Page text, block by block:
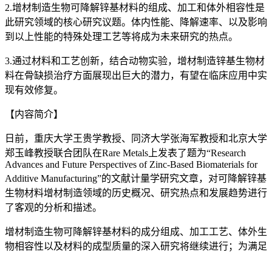
2.增材制造生物可降解锌基材料的组成、加工和体外相容性是
此研究领域的核心研究议题。体内性能、降解速率、以及影响
到以上性能的特殊处理工艺等将成为未来研究的热点。
3.通过材料和工艺创新，结合动物实验，增材制造锌基生物材
料在骨缺损治疗方面展现出巨大的潜力，有望在临床应用中实
现有效修复。
【内容简介】
日前，重庆大学王贵学教授、同济大学张海军教授和北京大学
郑玉峰教授联合团队在Rare Metals上发表了题为“Research
Advances and Future Perspectives of Zinc-Based Biomaterials for
Additive Manufacturing”的文献计量学研究文章，对可降解锌基
生物材料增材制造领域的历史概况、研究热点和发展趋势进行
了客观的分析和描述。
增材制造生物可降解锌基材料的成分组成、加工工艺、体外生
物相容性以及材料的成型质量的深入研究将继续进行；为满足